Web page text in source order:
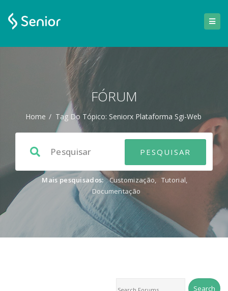
FÓRUM
Home / Tag Do Tópico: Seniorx Plataforma Sgi-Web
Mais pesquisados: Customização, Tutorial,
Documentação